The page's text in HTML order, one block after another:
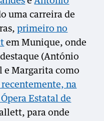
uma carreira de
primeiro no
em Munique, onde
(António
Margarita como
recentemente, na
Estatal de
para onde